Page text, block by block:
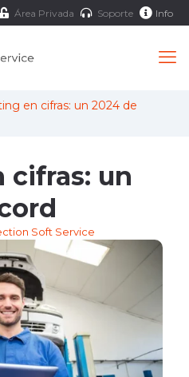
Área Privada Soporte Info
en cifras: un 2024 de
cifras: un
Soft Service